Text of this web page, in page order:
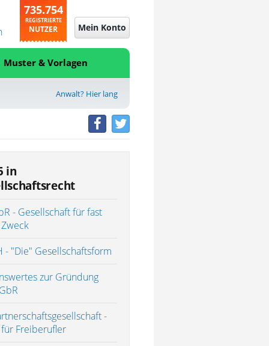
735.754
REGISTRIERTE
NUTZER Mein Konto
Muster & Vorlagen
Anwalt? Hier lang
in
- Gesellschaft für fast
- "Die" Gesellschaftsform
zur Gründung
-
für Freiberufler